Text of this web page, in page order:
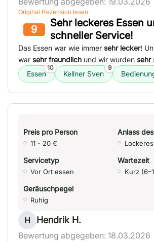
Original Rezension lesen
9
Sehr leckeres Essen
schneller Service!
Das Essen war wie immer sehr lecker!
war sehr freundlich und wir wurden sehr
Essen
10
Kellner Sven
9
Preis pro Person
11 - 20 €
Anlass
Servicetyp
Vor Ort essen
Wartezeit
Kurz
Geräuschpegel
Ruhig
H Hendrik H.
Bewertung abgegeben: 18.03.2026